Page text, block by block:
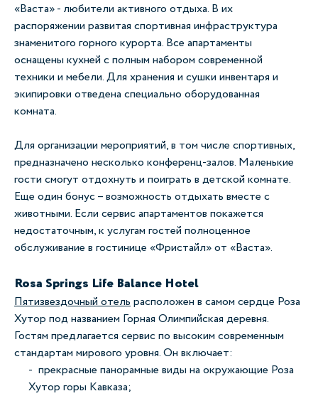
«Васта» - любители активного отдыха. В их
распоряжении развитая спортивная инфраструктура
знаменитого горного курорта. Все апартаменты
оснащены кухней с полным набором современной
техники и мебели. Для хранения и сушки инвентаря и
экипировки отведена специально оборудованная
комната.
Для организации мероприятий, в том числе спортивных,
предназначено несколько конференц-залов. Маленькие
гости смогут отдохнуть и поиграть в детской комнате.
Еще один бонус – возможность отдыхать вместе с
животными. Если сервис апартаментов покажется
недостаточным, к услугам гостей полноценное
обслуживание в гостинице «Фристайл» от «Васта».
Rosa Springs Life Balance Hotel
Пятизвездочный отельрасположен в самом сердце Роза
Хутор под названием Горная Олимпийская деревня.
Гостям предлагается сервис по высоким современным
стандартам мирового уровня. Он включает:
прекрасные панорамные виды на окружающие Роза
Хутор горы Кавказа;